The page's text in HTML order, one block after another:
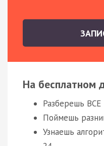
На бесплатном
Разберешь
Поймешь
Узнаешь